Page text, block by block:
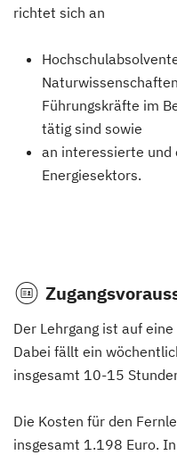
richtet sich an
Führungskräfte im
tätig sind sowie
an interessierte und
Energiesektors.
Der Lehrgang ist auf
Dabei fällt ein
insgesamt 10-15
Die Kosten für den
insgesamt 1.198 Euro.